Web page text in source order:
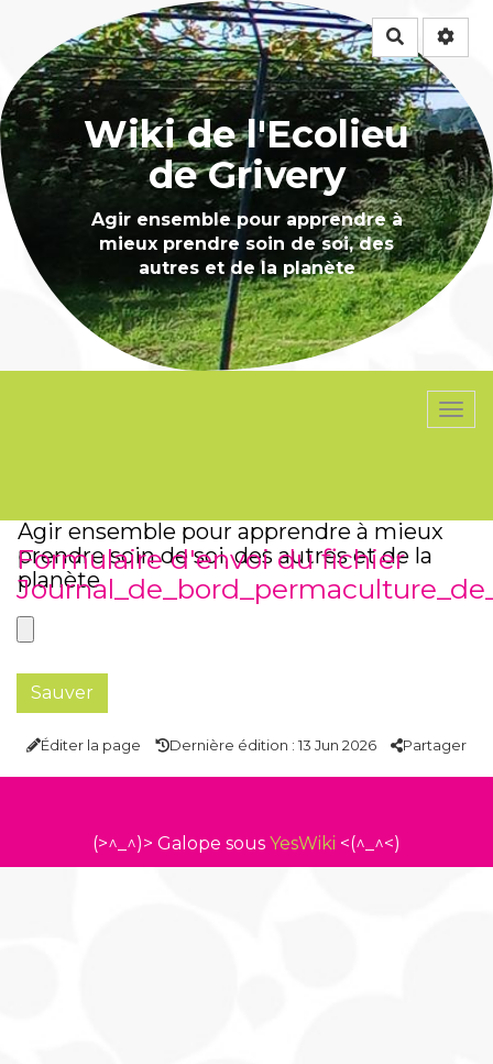
Rechercher
Wiki de l'Ecolieu
de Grivery
Agir ensemble pour apprendre à
mieux prendre soin de soi, des
autres et de la planète
Agir ensemble pour apprendre à mieux
prendre soin de soi, des autres et de la
planète
Formulaire d'envoi du fichier
Éditer la page Dernière édition : 13 Jun 2026 Partager
(>^_^)> Galope sous YesWiki <(^_^<)